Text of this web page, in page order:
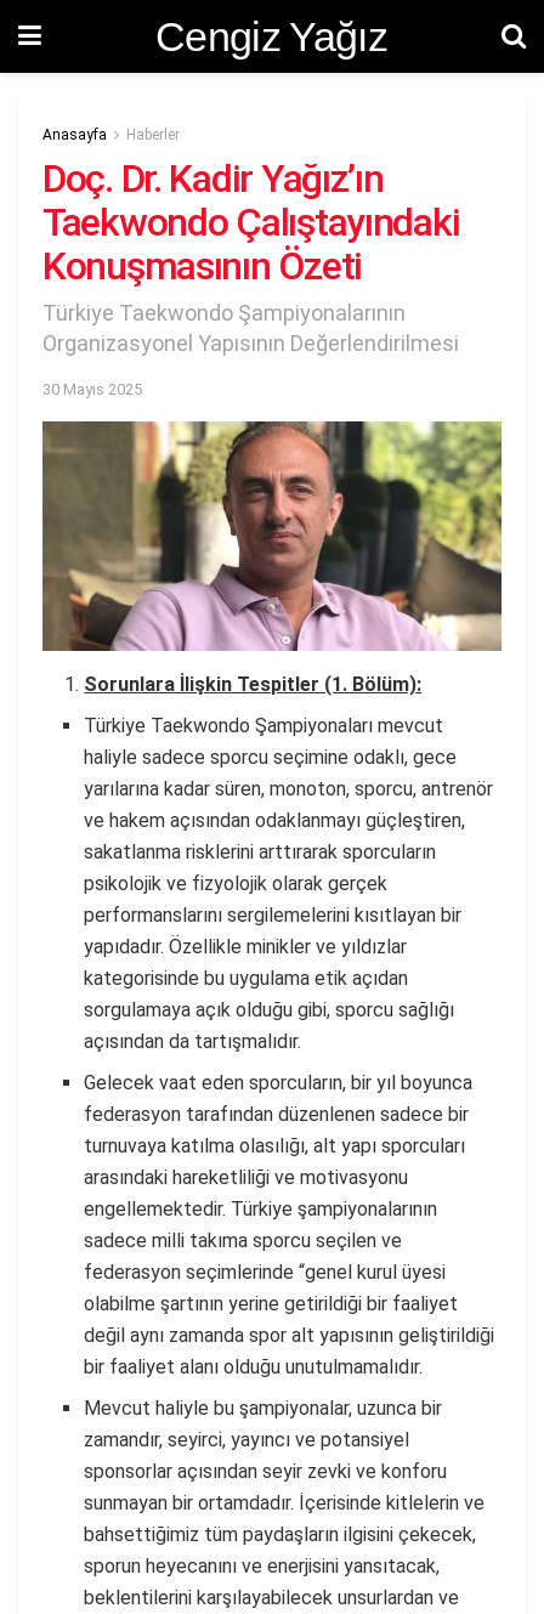
Cengiz Yağız
Anasayfa Haberler
Doç. Dr. Kadir Yağız’ın
Taekwondo Çalıştayındaki
Konuşmasının Özeti
Türkiye Taekwondo Şampiyonalarının
Organizasyonel Yapısının Değerlendirilmesi
30 Mayıs 2025
Sorunlara İlişkin Tespitler (1. Bölüm):
Türkiye Taekwondo Şampiyonaları mevcut
haliyle sadece sporcu seçimine odaklı, gece
yarılarına kadar süren, monoton, sporcu, antrenör
ve hakem açısından odaklanmayı güçleştiren,
sakatlanma risklerini arttırarak sporcuların
psikolojik ve fizyolojik olarak gerçek
performanslarını sergilemelerini kısıtlayan bir
yapıdadır. Özellikle minikler ve yıldızlar
kategorisinde bu uygulama etik açıdan
sorgulamaya açık olduğu gibi, sporcu sağlığı
açısından da tartışmalıdır.
Gelecek vaat eden sporcuların, bir yıl boyunca
federasyon tarafından düzenlenen sadece bir
turnuvaya katılma olasılığı, alt yapı sporcuları
arasındaki hareketliliği ve motivasyonu
engellemektedir. Türkiye şampiyonalarının
sadece milli takıma sporcu seçilen ve
federasyon seçimlerinde “genel kurul üyesi
olabilme şartının yerine getirildiği bir faaliyet
değil aynı zamanda spor alt yapısının geliştirildiği
bir faaliyet alanı olduğu unutulmamalıdır.
Mevcut haliyle bu şampiyonalar, uzunca bir
zamandır, seyirci, yayıncı ve potansiyel
sponsorlar açısından seyir zevki ve konforu
sunmayan bir ortamdadır. İçerisinde kitlelerin ve
bahsettiğimiz tüm paydaşların ilgisini çekecek,
sporun heyecanını ve enerjisini yansıtacak,
beklentilerini karşılayabilecek unsurlardan ve